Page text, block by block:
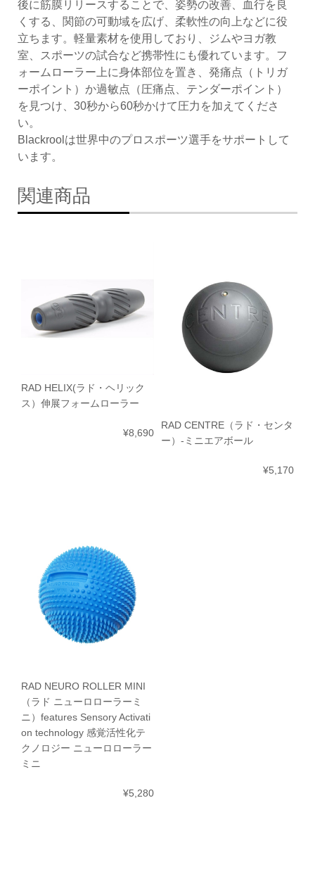
後に筋膜リリースすることで、姿勢の改善、血行を良
くする、関節の可動域を広げ、柔軟性の向上などに役
立ちます。軽量素材を使用しており、ジムやヨガ教
室、スポーツの試合など携帯性にも優れています。フ
ォームローラー上に身体部位を置き、発痛点（トリガ
ーポイント）か過敏点（圧痛点、テンダーポイント）
を見つけ、30秒から60秒かけて圧力を加えてくださ
い。
Blackroolは世界中のプロスポーツ選手をサポートして
います。
関連商品
RAD HELIX(ラド・ヘリック
ス）伸展フォームローラー
¥8,690
RAD CENTRE（ラド・センタ
ー）-ミニエアボール
¥5,170
RAD NEURO ROLLER MINI
（ラド ニューロローラーミ
ニ）features Sensory Activati
on technology 感覚活性化テ
クノロジー ニューロローラー
ミニ
¥5,280